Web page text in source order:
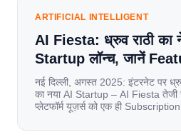
ARTIFICIAL INTELLIGENT
AI Fiesta: ध्रुव राठी का
Startup लॉन्च, जानें
नई दिल्ली, अगस्त 2025: इंटरनेट पर
का नया AI Startup – AI Fiesta तेजी
प्लेटफॉर्म यूज़र्स को एक ही
यूज़र्स का जबरदस्त रिस्पॉन्स लॉन्च के